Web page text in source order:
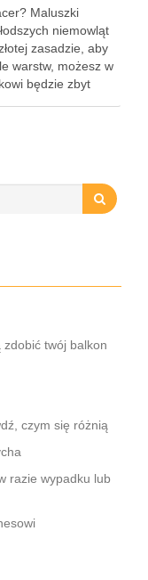
Maluszki
niemowląt
zasadzie, aby
warstw, możesz w
będzie zbyt
twój balkon
czym się różnią
razie wypadku lub